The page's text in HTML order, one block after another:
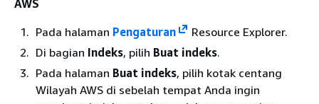
AWS
Pada halaman Pengaturan
Resource Explorer.
Di bagian Indeks, pilih Buat indeks.
Pada halaman Buat indeks, pilih kotak centang
Wilayah AWS di sebelah tempat Anda ingin